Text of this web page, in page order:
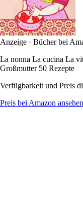
Anzeige · Bücher bei
La nonna La cucina La
Großmutter 50 Rezepte
Verfügbarkeit und Preis
Preis bei Amazon